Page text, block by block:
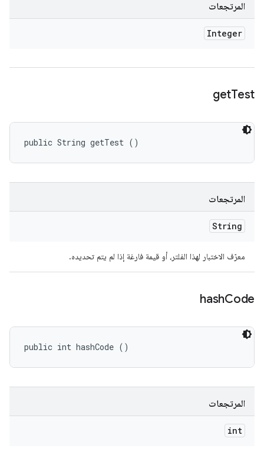
المرتجعات
Integer
getTest
public String getTest ()
المرتجعات
String
معرّف الاختبار لهذا الفلتر، أو قيمة فارغة إذا لم يتم تحديده.
hashCode
public int hashCode ()
المرتجعات
int